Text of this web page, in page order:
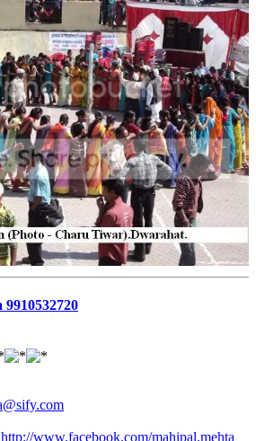
9910532720
http://www.facebook.com/mahipal.mehta